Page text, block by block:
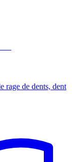
rage de dents, dent